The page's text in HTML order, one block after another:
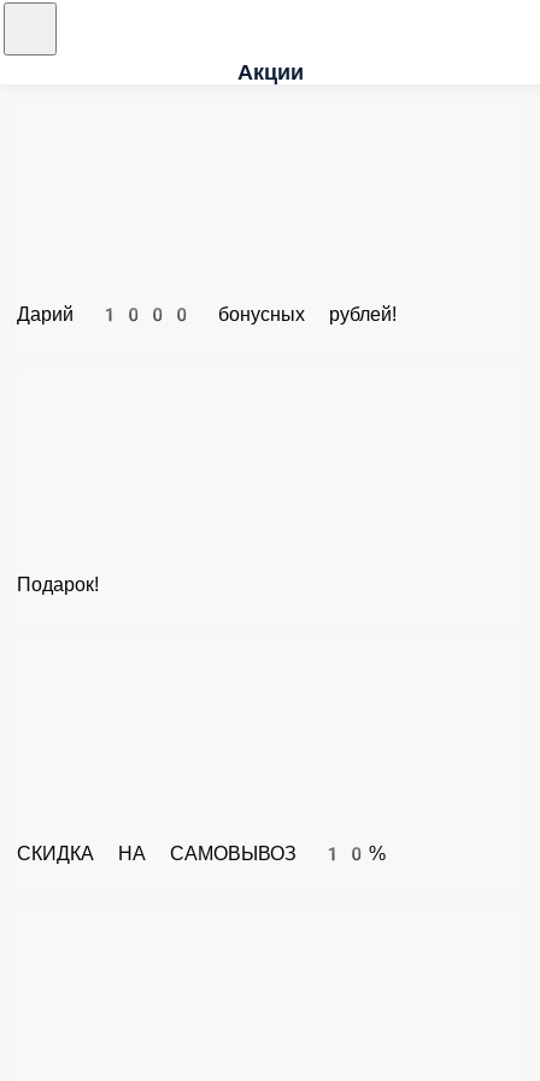
Акции
Дарий 1000 бонусных рублей!
Подарок!
СКИДКА НА САМОВЫВОЗ 10%